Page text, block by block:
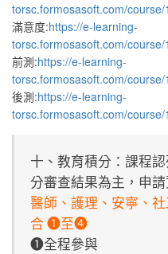
torsc.formosasoft.com/
滿意度:https://e-learning-
torsc.formosasoft.com/
前測:https://e-learning-
torsc.formosasoft.com/
後測:https://e-learning-
torsc.formosasoft.com/
十、教育積分：課程
分審查結果為主，申
醫師、護理、安寧、
合 ❶至❹
❶全程參與